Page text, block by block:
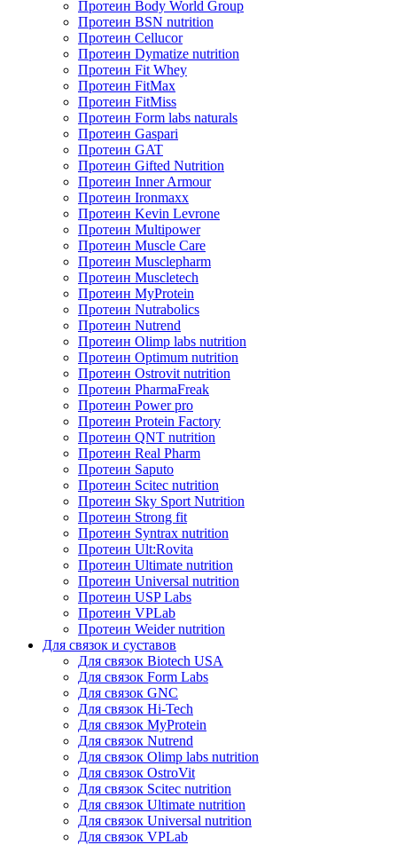
Протеин Body World Group
Протеин BSN nutrition
Протеин Cellucor
Протеин Dymatize nutrition
Протеин Fit Whey
Протеин FitMax
Протеин FitMiss
Протеин Form labs naturals
Протеин Gaspari
Протеин GAT
Протеин Gifted Nutrition
Протеин Inner Armour
Протеин Ironmaxx
Протеин Kevin Levrone
Протеин Multipower
Протеин Muscle Care
Протеин Musclepharm
Протеин Muscletech
Протеин MyProtein
Протеин Nutrabolics
Протеин Nutrend
Протеин Olimp labs nutrition
Протеин Optimum nutrition
Протеин Ostrovit nutrition
Протеин PharmaFreak
Протеин Power pro
Протеин Protein Factory
Протеин QNT nutrition
Протеин Real Pharm
Протеин Saputo
Протеин Scitec nutrition
Протеин Sky Sport Nutrition
Протеин Strong fit
Протеин Syntrax nutrition
Протеин Ult:Rovita
Протеин Ultimate nutrition
Протеин Universal nutrition
Протеин USP Labs
Протеин VPLab
Протеин Weider nutrition
Для связок и суставов
Для связок Biotech USA
Для связок Form Labs
Для связок GNC
Для связок Hi-Tech
Для связок MyProtein
Для связок Nutrend
Для связок Olimp labs nutrition
Для связок OstroVit
Для связок Scitec nutrition
Для связок Ultimate nutrition
Для связок Universal nutrition
Для связок VPLab